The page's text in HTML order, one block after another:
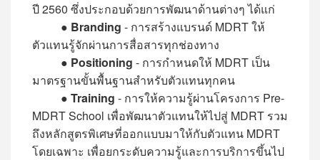
ปี 2560 ซึ่งประกอบด้วยการพัฒนาด้านต่างๆ ได้แก่
● Branding - การสร้างแบรนด์ MDRT ให้
ตัวแทนรู้จักผ่านการสื่อสารทุกช่องทาง
● Positioning - การกำหนดให้ MDRT เป็น
มาตรฐานขั้นพื้นฐานสำหรับตัวแทนทุกคน
● Training - การให้ความรู้ผ่านโครงการ Pre-
MDRT School เพื่อพัฒนาตัวแทนให้ไปสู่ MDRT รวม
ถึงหลักสูตรพิเศษที่ออกแบบมาให้กับตัวแทน MDRT
โดยเฉพาะ เพื่อยกระดับความรู้และการบริการขึ้นไป